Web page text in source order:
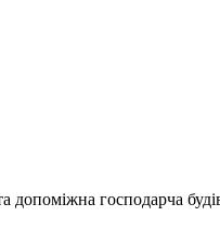
господарча